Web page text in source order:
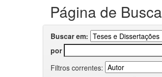
Página de Busca
Buscar em:
por
Filtros correntes: